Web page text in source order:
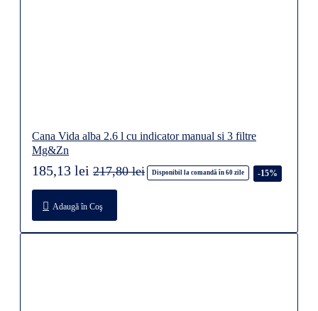
Cana Vida alba 2.6 l cu indicator manual si 3 filtre
Mg&Zn
Disponibil la comandă în 60 zile -15%
185,13 lei 217,80 lei
Adaugă în Coş